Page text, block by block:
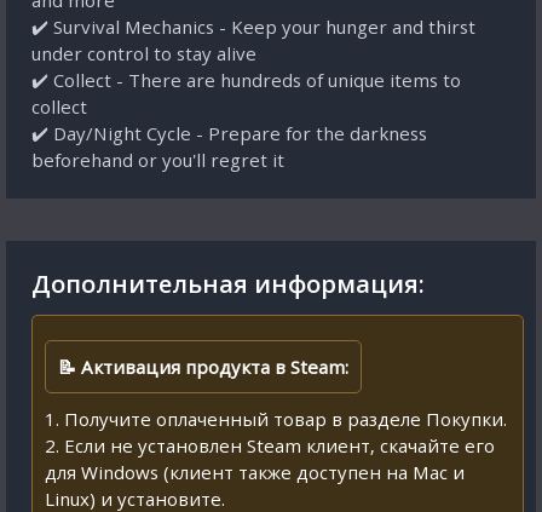
✔️ Survival Mechanics - Keep your hunger and thirst
under control to stay alive
✔️ Collect - There are hundreds of unique items to
collect
✔️ Day/Night Cycle - Prepare for the darkness
beforehand or you'll regret it
Дополнительная информация:
📝 Активация продукта в Steam:
1. Получите оплаченный товар в разделе Покупки.
2. Если не установлен Steam клиент, скачайте его
для Windows (клиент также доступен на Mac и
Linux) и установите.